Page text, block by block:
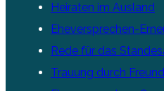
Heiraten im Ausland
Eheversprechen-
Rede für das
Trauung durch